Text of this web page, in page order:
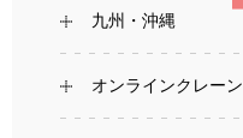
九州・沖縄
オンラインクレーン